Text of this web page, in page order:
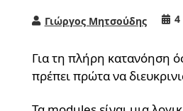
Γιώργος Μητσούδης 4
Για τη πλήρη κατανόηση
πρέπει πρώτα να